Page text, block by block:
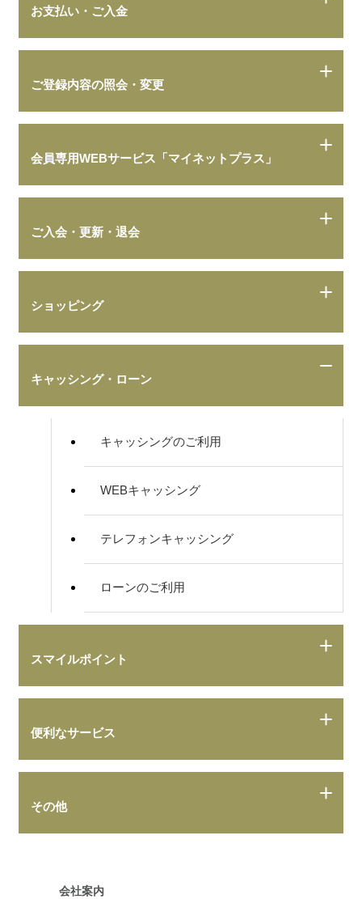
お支払い・ご入金
ご登録内容の照会・変更
会員専用WEBサービス「マイネットプラス」
ご入会・更新・退会
ショッピング
キャッシング・ローン
キャッシングのご利用
WEBキャッシング
テレフォンキャッシング
ローンのご利用
スマイルポイント
便利なサービス
その他
会社案内